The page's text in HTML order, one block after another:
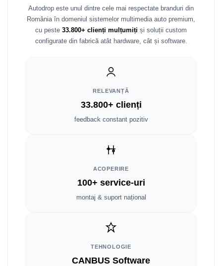
Autodrop este unul dintre cele mai respectate branduri din
România în domeniul sistemelor multimedia auto premium,
cu peste 33.800+ clienți mulțumiți și soluții custom
configurate din fabrică atât hardware, cât și software.
RELEVANȚĂ
33.800+ clienți
feedback constant pozitiv
ACOPERIRE
100+ service-uri
montaj & suport național
TEHNOLOGIE
CANBUS Software